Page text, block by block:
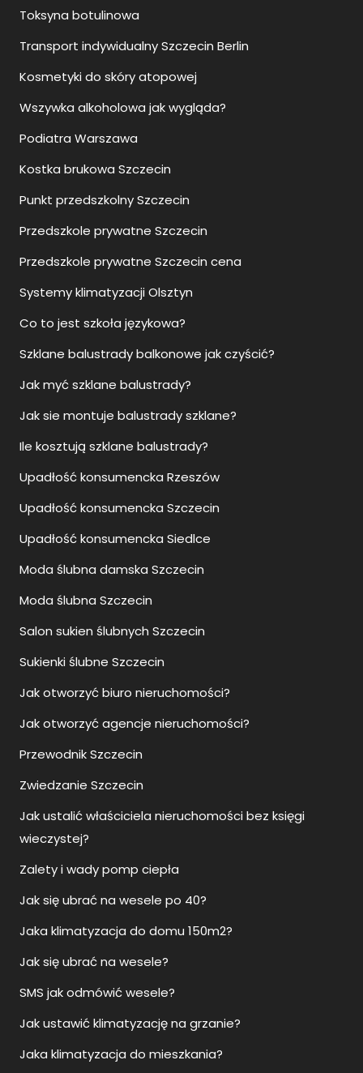
Toksyna botulinowa
Transport indywidualny Szczecin Berlin
Kosmetyki do skóry atopowej
Wszywka alkoholowa jak wygląda?
Podiatra Warszawa
Kostka brukowa Szczecin
Punkt przedszkolny Szczecin
Przedszkole prywatne Szczecin
Przedszkole prywatne Szczecin cena
Systemy klimatyzacji Olsztyn
Co to jest szkoła językowa?
Szklane balustrady balkonowe jak czyścić?
Jak myć szklane balustrady?
Jak sie montuje balustrady szklane?
Ile kosztują szklane balustrady?
Upadłość konsumencka Rzeszów
Upadłość konsumencka Szczecin
Upadłość konsumencka Siedlce
Moda ślubna damska Szczecin
Moda ślubna Szczecin
Salon sukien ślubnych Szczecin
Sukienki ślubne Szczecin
Jak otworzyć biuro nieruchomości?
Jak otworzyć agencje nieruchomości?
Przewodnik Szczecin
Zwiedzanie Szczecin
Jak ustalić właściciela nieruchomości bez księgi
wieczystej?
Zalety i wady pomp ciepła
Jak się ubrać na wesele po 40?
Jaka klimatyzacja do domu 150m2?
Jak się ubrać na wesele?
SMS jak odmówić wesele?
Jak ustawić klimatyzację na grzanie?
Jaka klimatyzacja do mieszkania?